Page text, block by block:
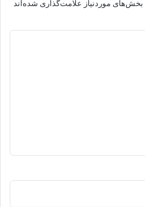
بخش‌های موردنیاز علامت‌گذاری شده‌اند